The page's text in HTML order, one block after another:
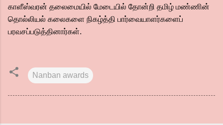
காளீஸ்வரன் தலைமையில் மேடையில் தோன்றி தமிழ் மண்ணின்
தொல்லியல் கலைகளை நிகழ்த்தி பார்வையாளர்களைப்
பரவசப்படுத்தினார்கள்.
Nanban awards